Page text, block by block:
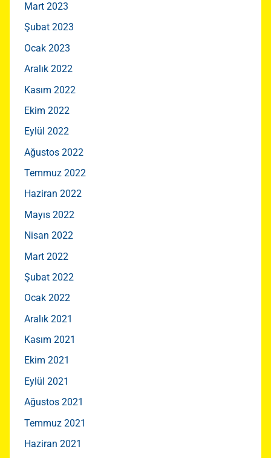
Mart 2023
Şubat 2023
Ocak 2023
Aralık 2022
Kasım 2022
Ekim 2022
Eylül 2022
Ağustos 2022
Temmuz 2022
Haziran 2022
Mayıs 2022
Nisan 2022
Mart 2022
Şubat 2022
Ocak 2022
Aralık 2021
Kasım 2021
Ekim 2021
Eylül 2021
Ağustos 2021
Temmuz 2021
Haziran 2021